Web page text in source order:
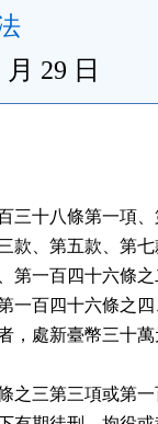
29 日
三十八條第一項
款、第五款、第
第一百四十六條
一百四十六條之
，處新臺幣三十
之三第三項或第